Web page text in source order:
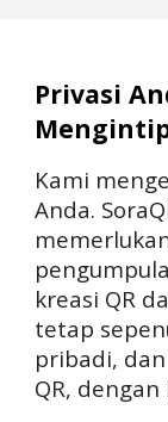
Privasi
Kami
Anda.
kreasi QR
tetap
pribadi,
QR,